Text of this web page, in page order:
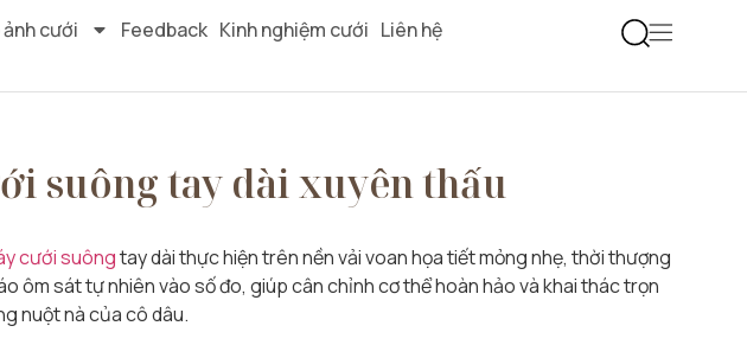
cưới Feedback Kinh nghiệm cưới Liên hệ
suông tay dài xuyên thấu
cưới suôngtay dài thực hiện trên nền vải voan họa tiết mỏng nhẹ, thời thượng
ôm sát tự nhiên vào số đo, giúp cân chỉnh cơ thể hoàn hảo và khai thác trọn
nuột nà của cô dâu.